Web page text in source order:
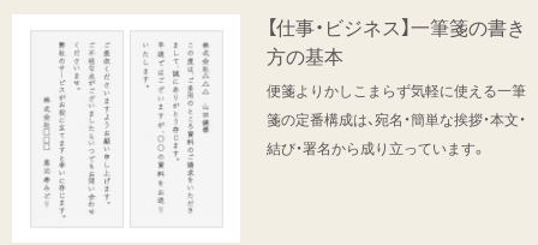
【仕事・ビジネス】一筆箋の書き
方の基本
便箋よりかしこまらず気軽に使える一筆
箋の定番構成は、宛名・簡単な挨拶・本文・
結び・署名から成り立っています。